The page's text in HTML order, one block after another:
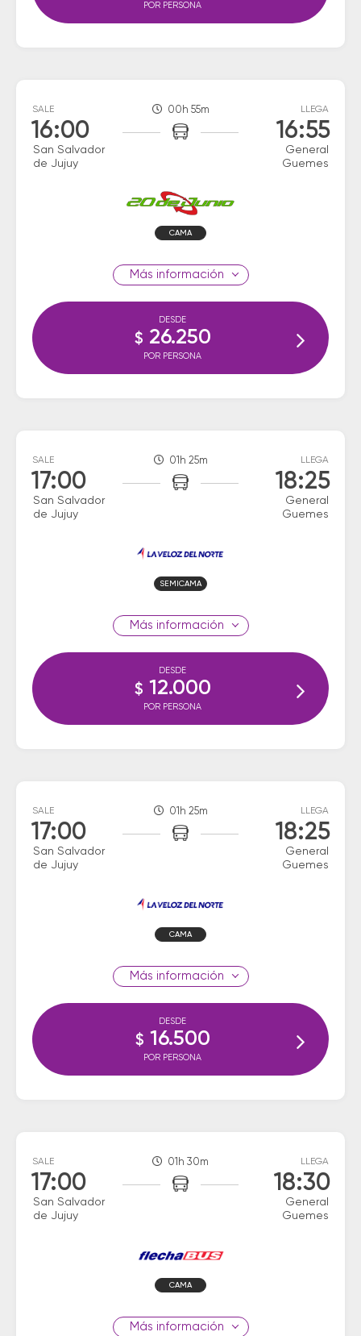
POR PERSONA
SALE
16:00
San Salvador
de Jujuy
00h 55m LLEGA
16:55
General
Guemes
CAMA
información
DESDE
$ 26.250
POR PERSONA
SALE
17:00
San Salvador
de Jujuy
01h 25m LLEGA
18:25
General
Guemes
SEMICAMA
información
DESDE
$ 12.000
POR PERSONA
SALE
17:00
San Salvador
de Jujuy
01h 25m LLEGA
18:25
General
Guemes
CAMA
información
DESDE
$ 16.500
POR PERSONA
SALE
17:00
San Salvador
de Jujuy
01h 30m LLEGA
18:30
General
Guemes
CAMA
información